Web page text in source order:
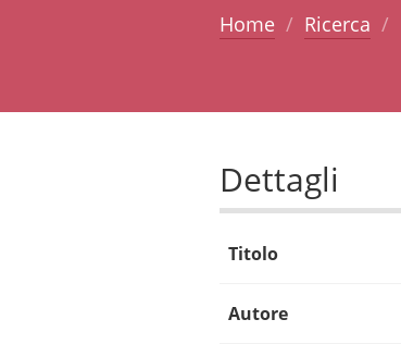
Home Ricerca
Dettagli
Titolo
Autore